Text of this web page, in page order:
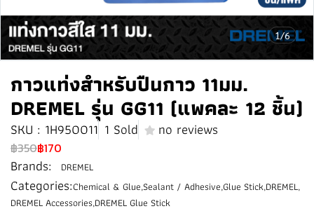
1/6
กาวแท่งสำหรับปืนกาว 11มม.
DREMEL รุ่น GG11 (แพคละ 12 ชิ้น)
SKU : 1H950011 1 Sold no reviews
฿350฿170
Brands: DREMEL
Categories:Chemical & Glue,Sealant / Adhesive,Glue Stick,DREMEL,
DREMEL Accessories,DREMEL Glue Stick